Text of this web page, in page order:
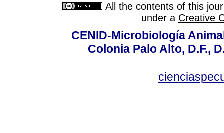
All the contents of this
under a Creative
CENID-Microbiología
Colonia Palo Alto, D.F.,